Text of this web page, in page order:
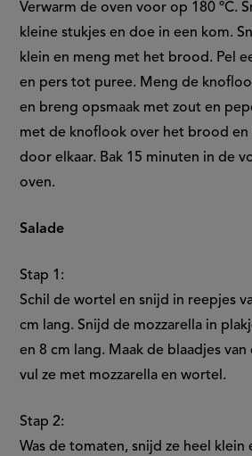
Verwarm de oven voor op 180 ºC.
kleine stukjes en doe in een kom.
klein en meng met het brood. Pel
en pers tot puree. Meng de
en breng opsmaak met zout en
met de knoflook over het brood en
door elkaar. Bak 15 minuten in de
oven.
Salade
Stap 1:
Schil de wortel en snijd in reepjes
cm lang. Snijd de mozzarella in
en 8 cm lang. Maak de blaadjes
vul ze met mozzarella en wortel.
Stap 2:
Was de tomaten, snijd ze heel klein